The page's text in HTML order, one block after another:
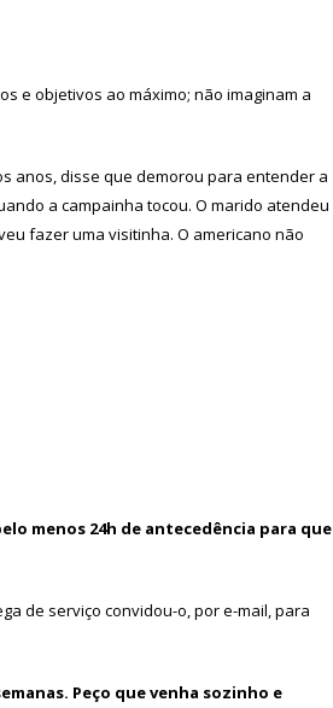
e objetivos ao máximo; não imaginam a
anos, disse que demorou para entender a
a campainha tocou. O marido atendeu
fazer uma visitinha. O americano não
menos 24h de antecedência para que
de serviço convidou-o, por e-mail, para
Peço que venha sozinho e